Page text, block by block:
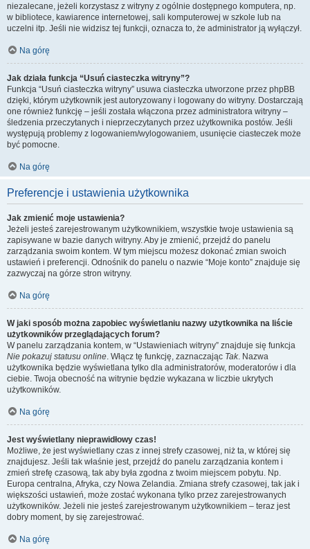
niezalecane, jeżeli korzystasz z witryny z ogólnie dostępnego komputera, np.
w bibliotece, kawiarence internetowej, sali komputerowej w szkole lub na
uczelni itp. Jeśli nie widzisz tej funkcji, oznacza to, że administrator ją wyłączył.
Na górę
Jak działa funkcja “Usuń ciasteczka witryny”?
Funkcja “Usuń ciasteczka witryny” usuwa ciasteczka utworzone przez phpBB
dzięki, którym użytkownik jest autoryzowany i logowany do witryny. Dostarczają
one również funkcję – jeśli została włączona przez administratora witryny –
śledzenia przeczytanych i nieprzeczytanych przez użytkownika postów. Jeśli
występują problemy z logowaniem/wylogowaniem, usunięcie ciasteczek może
być pomocne.
Na górę
Preferencje i ustawienia użytkownika
Jak zmienić moje ustawienia?
Jeżeli jesteś zarejestrowanym użytkownikiem, wszystkie twoje ustawienia są
zapisywane w bazie danych witryny. Aby je zmienić, przejdź do panelu
zarządzania swoim kontem. W tym miejscu możesz dokonać zmian swoich
ustawień i preferencji. Odnośnik do panelu o nazwie “Moje konto” znajduje się
zazwyczaj na górze stron witryny.
Na górę
W jaki sposób można zapobiec wyświetlaniu nazwy użytkownika na liście
użytkowników przeglądających forum?
W panelu zarządzania kontem, w “Ustawieniach witryny” znajduje się funkcja
Nie pokazuj statusu online. Włącz tę funkcję, zaznaczając Tak. Nazwa
użytkownika będzie wyświetlana tylko dla administratorów, moderatorów i dla
ciebie. Twoja obecność na witrynie będzie wykazana w liczbie ukrytych
użytkowników.
Na górę
Jest wyświetlany nieprawidłowy czas!
Możliwe, że jest wyświetlany czas z innej strefy czasowej, niż ta, w której się
znajdujesz. Jeśli tak właśnie jest, przejdź do panelu zarządzania kontem i
zmień strefę czasową, tak aby była zgodna z twoim miejscem pobytu. Np.
Europa centralna, Afryka, czy Nowa Zelandia. Zmiana strefy czasowej, tak jak i
większości ustawień, może zostać wykonana tylko przez zarejestrowanych
użytkowników. Jeżeli nie jesteś zarejestrowanym użytkownikiem – teraz jest
dobry moment, by się zarejestrować.
Na górę